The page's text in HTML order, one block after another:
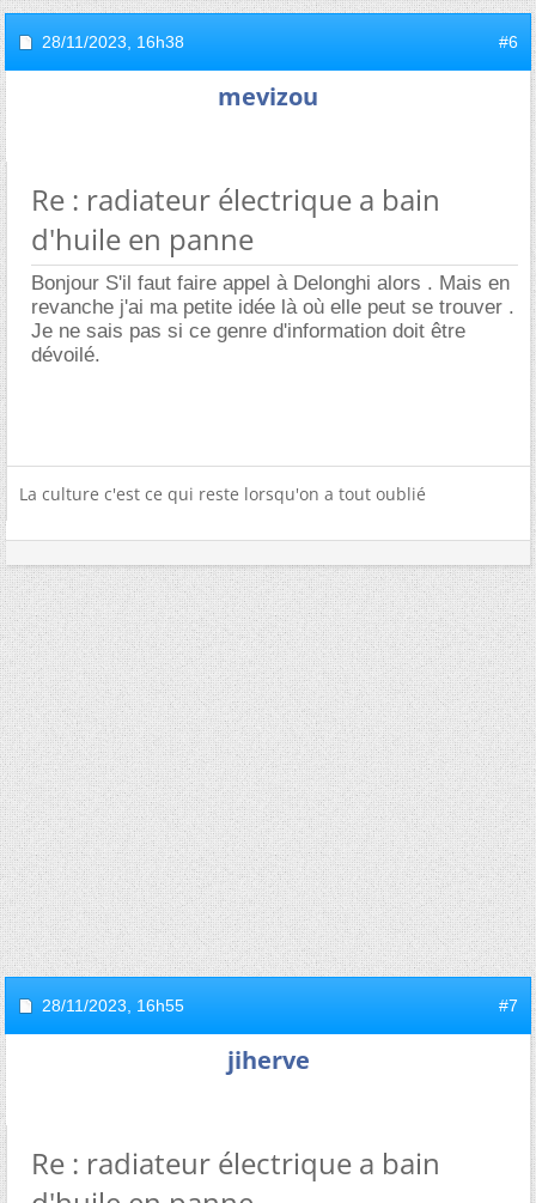
28/11/2023, 16h38 #6
mevizou
Re : radiateur électrique a bain
d'huile en panne
Bonjour S'il faut faire appel à Delonghi alors . Mais en
revanche j'ai ma petite idée là où elle peut se trouver .
Je ne sais pas si ce genre d'information doit être
dévoilé.
La culture c'est ce qui reste lorsqu'on a tout oublié
28/11/2023, 16h55 #7
jiherve
Re : radiateur électrique a bain